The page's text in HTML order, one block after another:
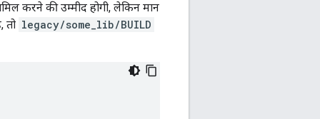
करने की उम्मीद होगी, लेकिन मान
तो legacy/some_lib/BUILD